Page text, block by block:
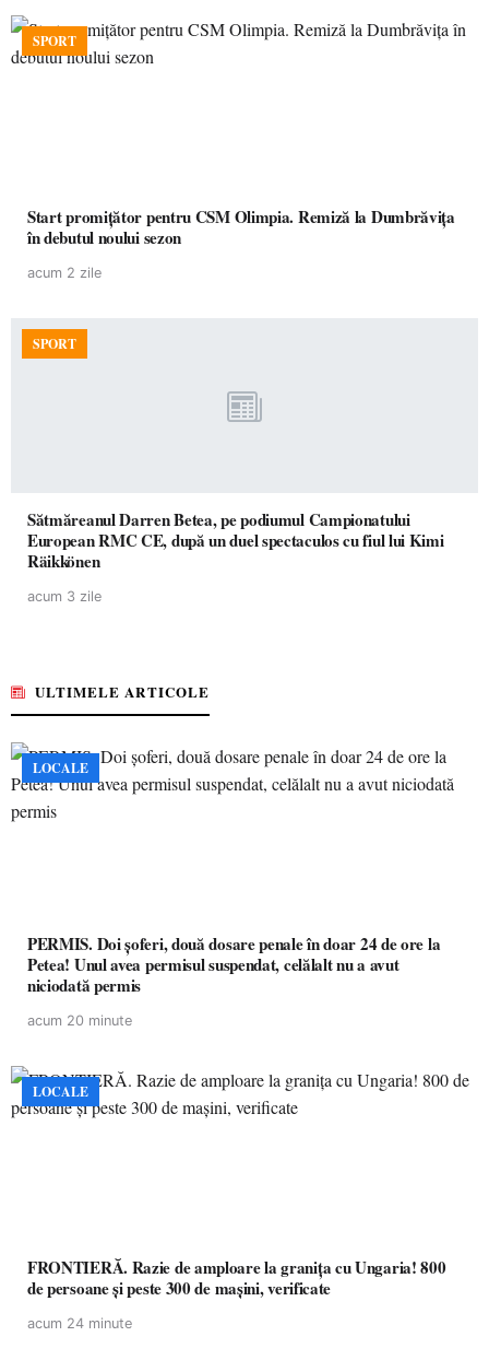
SPORT
Start promițător pentru CSM Olimpia. Remiză la Dumbrăvița
în debutul noului sezon
acum 2 zile
SPORT
Sătmăreanul Darren Betea, pe podiumul Campionatului
European RMC CE, după un duel spectaculos cu fiul lui Kimi
Räikkönen
acum 3 zile
ULTIMELE ARTICOLE
LOCALE
PERMIS. Doi șoferi, două dosare penale în doar 24 de ore la
Petea! Unul avea permisul suspendat, celălalt nu a avut
niciodată permis
acum 20 minute
LOCALE
FRONTIERĂ. Razie de amploare la granița cu Ungaria! 800
de persoane și peste 300 de mașini, verificate
acum 24 minute